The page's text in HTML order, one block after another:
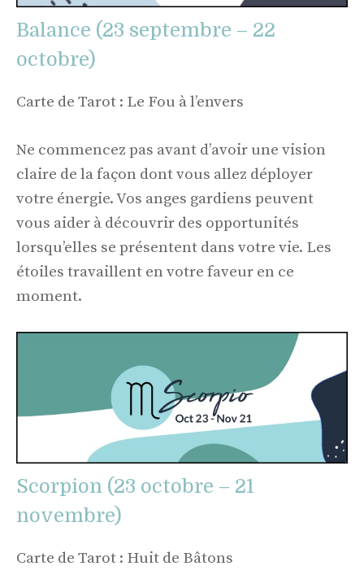
Balance (23 septembre – 22
octobre)
Carte de Tarot : Le Fou à l’envers
Ne commencez pas avant d’avoir une vision
claire de la façon dont vous allez déployer
votre énergie. Vos anges gardiens peuvent
vous aider à découvrir des opportunités
lorsqu’elles se présentent dans votre vie. Les
étoiles travaillent en votre faveur en ce
moment.
Scorpion (23 octobre – 21
novembre)
Carte de Tarot : Huit de Bâtons